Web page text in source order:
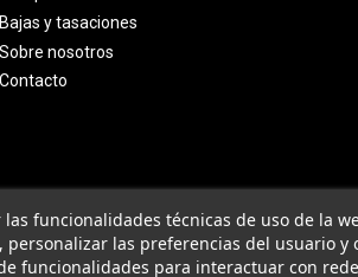
Bajas y tasaciones
Sobre nosotros
Contacto
funcionalidades técnicas de uso de la
las preferencias del usuario y
funcionalidades para interactuar con